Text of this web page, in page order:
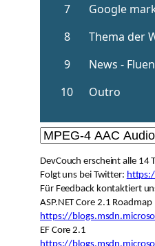
DevCouch erscheint alle
Folgt uns bei Twitter:
Für Feedback kontaktiert
ASP.NET Core 2.1 Roadmap
https://
EF Core 2.1